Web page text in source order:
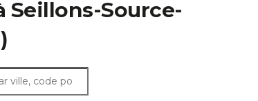
Seillons-Source-